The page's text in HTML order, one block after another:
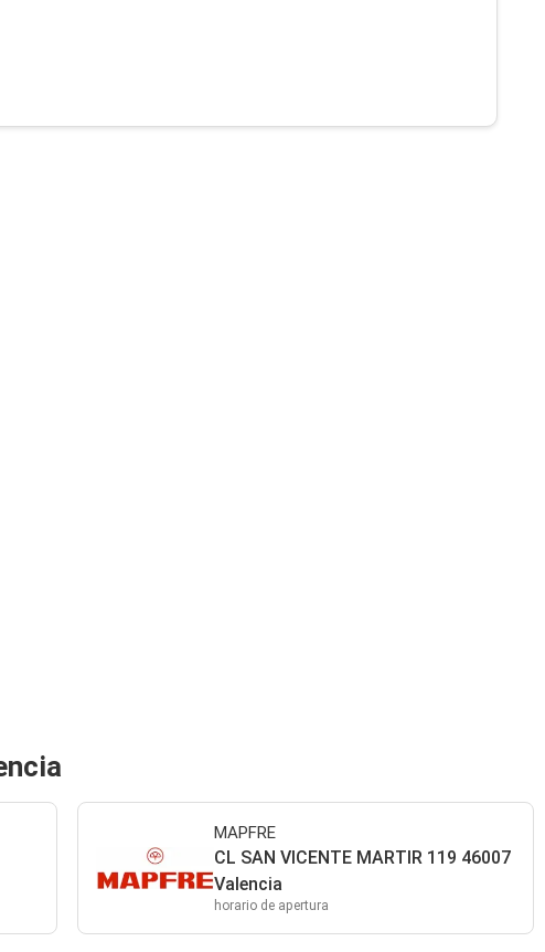
MAPFRE
CL SAN VICENTE MARTIR 119 46007
Valencia
horario de apertura